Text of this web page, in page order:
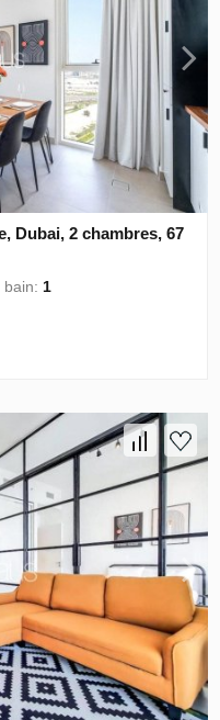
Dubai, 2 chambres, 67
bain: 1